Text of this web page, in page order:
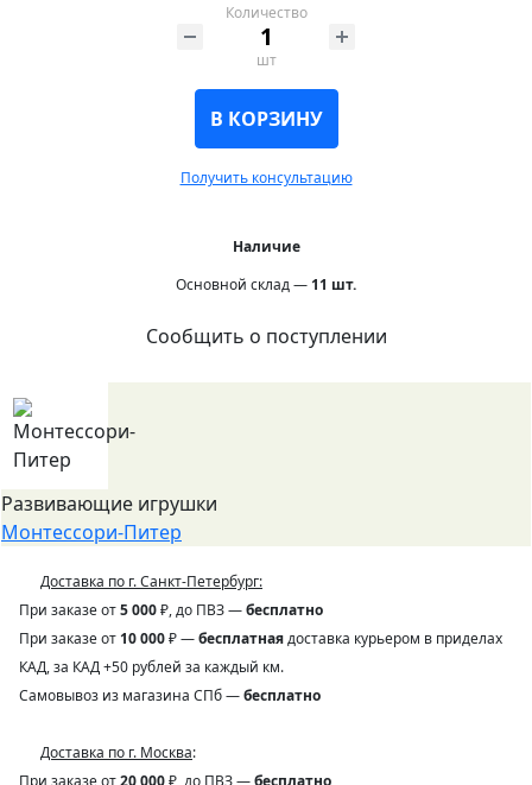
Количество
шт
В КОРЗИНУ
Получить консультацию
Наличие
Основной склад — 11 шт.
Сообщить о поступлении
Развивающие игрушки
Монтессори-Питер
Доставка по г. Санкт-Петербург:
При заказе от5 000₽, до ПВЗ —бесплатно
При заказе от 10 000₽ —бесплатнаядоставка курьером в приделах
КАД, за КАД +50 рублей за каждый км.
Самовывоз из магазина СПб —бесплатно
Доставка по г. Москва:
При заказе от20 000₽, до ПВЗ —бесплатно